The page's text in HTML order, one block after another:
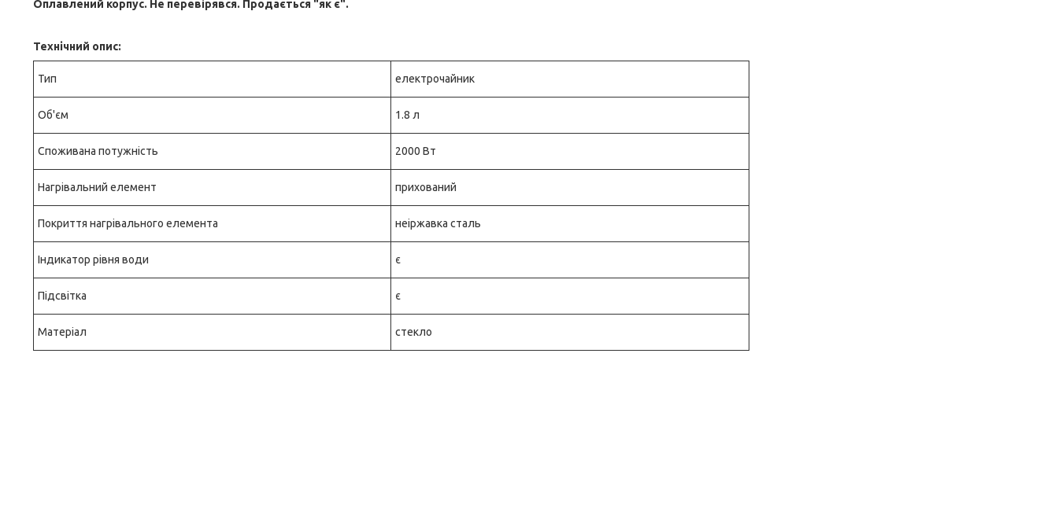
Оплавлений корпус. Не перевірявся. Продається "як є".
Технічний опис:
Тип електрочайник
Об'єм 1.8 л
Споживана потужність 2000 Вт
Нагрівальний елемент прихований
Покриття нагрівального елемента неіржавка сталь
Індикатор рівня води є
Підсвітка є
Матеріал стекло